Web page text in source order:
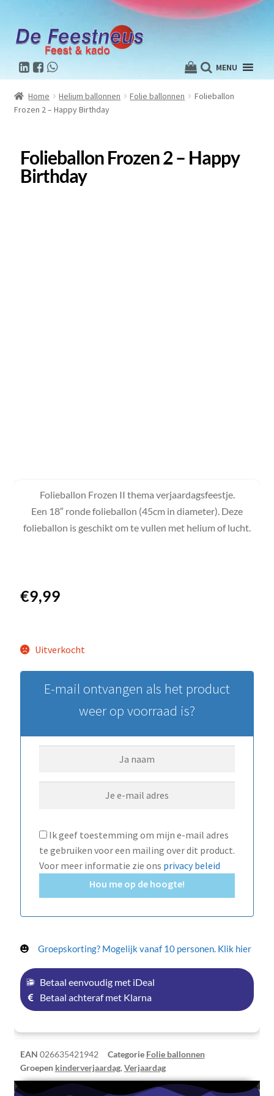
MENU
Home Helium ballonnen Folie ballonnen
Folieballon
Frozen 2 – Happy Birthday
Folieballon Frozen 2 – Happy
Birthday
Folieballon Frozen II thema verjaardagsfeestje.
Een 18″ ronde folieballon (45cm in diameter). Deze
folieballon is geschikt om te vullen met helium of lucht.
€9,99
Uitverkocht
E-mail ontvangen als het product
weer op voorraad is?
Ik geef toestemming om mijn e-mail adres
te gebruiken voor een mailing over dit product.
Voor meer informatie zie ons privacy beleid
Hou me op de hoogte!
Groepskorting? Mogelijk vanaf 10 personen. Klik hier
Betaal eenvoudig met iDeal
Betaal achteraf met Klarna
EAN 026635421942 Categorie Folie ballonnen
Groepen kinderverjaardag, Verjaardag